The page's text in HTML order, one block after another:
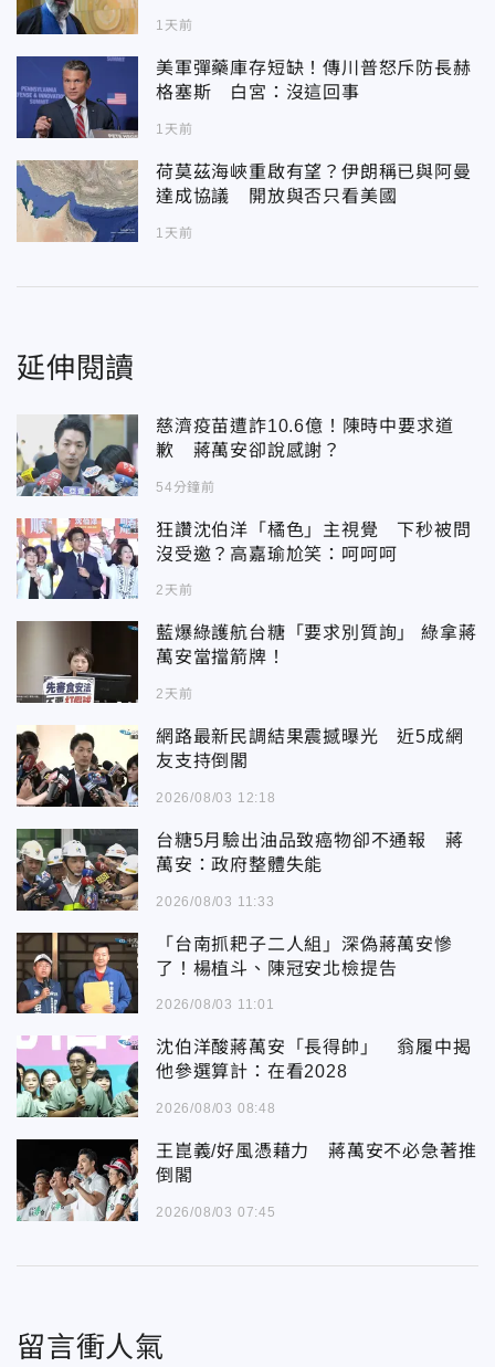
1天前
美軍彈藥庫存短缺！傳川普怒斥防長赫
格塞斯 白宮：沒這回事
1天前
荷莫茲海峽重啟有望？伊朗稱已與阿曼
達成協議 開放與否只看美國
1天前
延伸閱讀
慈濟疫苗遭詐10.6億！陳時中要求道
歉 蔣萬安卻說感謝？
54分鐘前
狂讚沈伯洋「橘色」主視覺 下秒被問
沒受邀？高嘉瑜尬笑：呵呵呵
2天前
藍爆綠護航台糖「要求別質詢」 綠拿蔣
萬安當擋箭牌！
2天前
網路最新民調結果震撼曝光 近5成網
友支持倒閣
2026/08/03 12:18
台糖5月驗出油品致癌物卻不通報 蔣
萬安：政府整體失能
2026/08/03 11:33
「台南抓耙子二人組」深偽蔣萬安慘
了！楊植斗、陳冠安北檢提告
2026/08/03 11:01
沈伯洋酸蔣萬安「長得帥」 翁履中揭
他參選算計：在看2028
2026/08/03 08:48
王崑義/好風憑藉力 蔣萬安不必急著推
倒閣
2026/08/03 07:45
留言衝人氣